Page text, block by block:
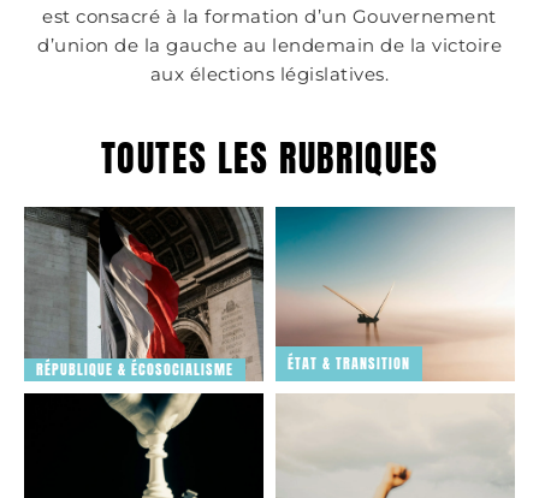
est consacré à la formation d’un Gouvernement
d’union de la gauche au lendemain de la victoire
aux élections législatives.
TOUTES LES RUBRIQUES
RÉPUBLIQUE &
ÉCOSOCIALISME
RÉPUBLIQUE & ÉCOSOCIALISME
RÉPUBLIQUE &
ÉCOSOCIALISME
ÉTAT & TRANSITION
LUTTES D'HIER & LUTTES
D'AUJOURD'HUI